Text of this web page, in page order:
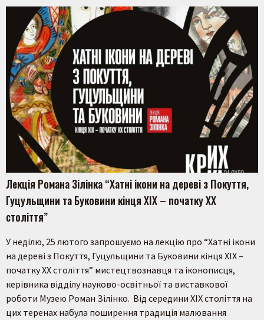
Лекція Романа Зілінка “Хатні ікони на дереві з Покуття,
Гуцульщини та Буковини кінця XIX – початку XX
століття”
У неділю, 25 лютого запрошуємо на лекцію про “Хатні ікони
на дереві з Покуття, Гуцульщини та Буковини кінця XIX –
початку XX століття” мистецтвознавця та іконописця,
керівника відділу науково-освітньої та виставкової
роботи Музею Роман Зілінко. Від середини XIX століття на
цих теренах набула поширення традиція малювання